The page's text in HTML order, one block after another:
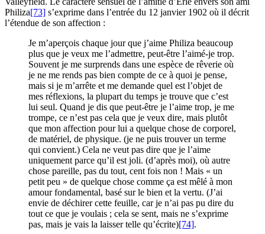
Philiza[73] s’exprime dans l’entrée du 12 janvier 1902 où il décrit
l’étendue de son affection :
Je m’aperçois chaque jour que j’aime Philiza beaucoup
plus que je veux me l’admettre, peut-être l’aimé-je trop.
Souvent je me surprends dans une espèce de rêverie où
je ne me rends pas bien compte de ce à quoi je pense,
mais si je m’arrête et me demande quel est l’objet de
mes réflexions, la plupart du temps je trouve que c’est
lui seul. Quand je dis que peut-être je l’aime trop, je me
trompe, ce n’est pas cela que je veux dire, mais plutôt
que mon affection pour lui a quelque chose de corporel,
de matériel, de physique. (je ne puis trouver un terme
qui convient.) Cela ne veut pas dire que je l’aime
uniquement parce qu’il est joli. (d’après moi), où autre
chose pareille, pas du tout, cent fois non ! Mais « un
petit peu » de quelque chose comme ça est mêlé à mon
amour fondamental, basé sur le bien et la vertu. (J’ai
envie de déchirer cette feuille, car je n’ai pas pu dire du
tout ce que je voulais ; cela se sent, mais ne s’exprime
pas, mais je vais la laisser telle qu’écrite)[74].